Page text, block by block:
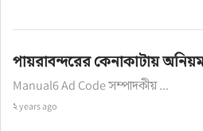
পায়রাবন্দরের কেনাকাটায়
Manual6 Ad Code সম্পাদকীয় ...
২ years ago